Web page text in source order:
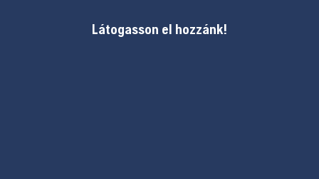
Látogasson el hozzánk!